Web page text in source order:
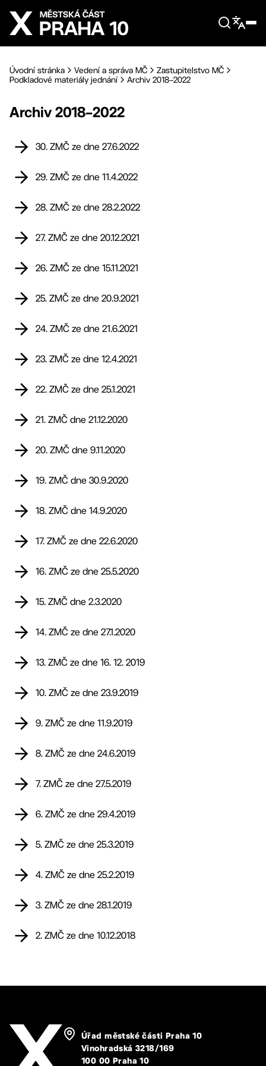
Přejít na hlavní obsah
Úvodní stránka Vedení a správa MČ
Zastupitelstvo MČ
Podkladové materiály jednání
Archiv 2018–2022
Archiv 2018–2022
30. ZMČ ze dne 27.6.2022
29. ZMČ ze dne 11.4.2022
28. ZMČ ze dne 28.2.2022
27. ZMČ ze dne 20.12.2021
26. ZMČ ze dne 15.11.2021
25. ZMČ ze dne 20.9.2021
24. ZMČ ze dne 21.6.2021
23. ZMČ ze dne 12.4.2021
22. ZMČ ze dne 25.1.2021
21. ZMČ dne 21.12.2020
20. ZMČ dne 9.11.2020
19. ZMČ dne 30.9.2020
18. ZMČ dne 14.9.2020
17. ZMČ ze dne 22.6.2020
16. ZMČ ze dne 25.5.2020
15. ZMČ dne 2.3.2020
14. ZMČ ze dne 27.1.2020
13. ZMČ ze dne 16. 12. 2019
10. ZMČ ze dne 23.9.2019
9. ZMČ ze dne 11.9.2019
8. ZMČ ze dne 24.6.2019
7. ZMČ ze dne 27.5.2019
6. ZMČ ze dne 29.4.2019
5. ZMČ ze dne 25.3.2019
4. ZMČ ze dne 25.2.2019
3. ZMČ ze dne 28.1.2019
2. ZMČ ze dne 10.12.2018
Úřad městské části Praha 10
Vinohradská 3218/169
100 00 Praha 10